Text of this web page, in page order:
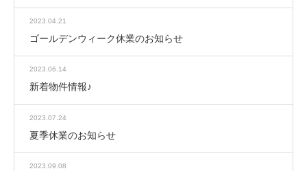
2023.04.21
ゴールデンウィーク休業のお知らせ
2023.06.14
新着物件情報♪
2023.07.24
夏季休業のお知らせ
2023.09.08